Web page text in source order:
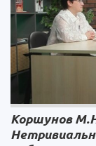
Коршунов